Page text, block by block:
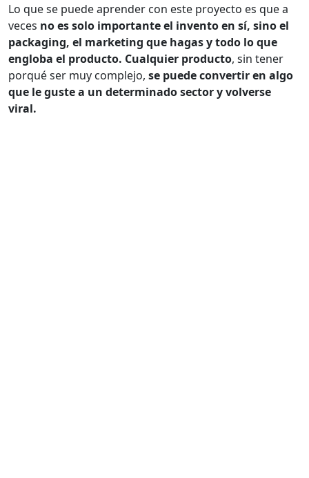
Lo que se puede aprender con este proyecto es que a
veces no es solo importante el invento en sí, sino el
packaging, el marketing que hagas y todo lo que
engloba el producto. Cualquier producto, sin tener
porqué ser muy complejo, se puede convertir en algo
que le guste a un determinado sector y volverse
viral.